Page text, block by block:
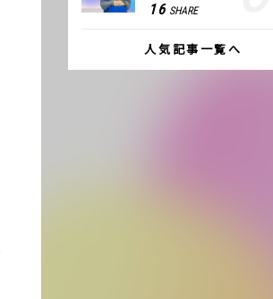
つけた、私の生きる道
16 SHARE
人気記事一覧へ